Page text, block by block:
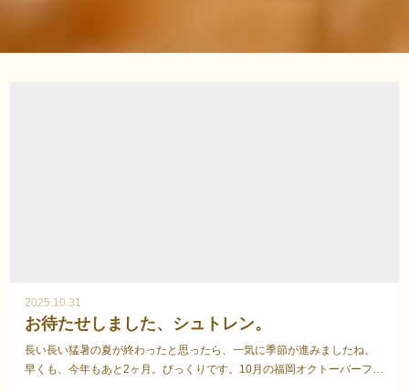
2025.10.31
お待たせしました、シュトレン。
長い長い猛暑の夏が終わったと思ったら、一気に季節が進みましたね。
早くも、今年もあと2ヶ月。びっくりです。10月の福岡オクトーバーフェ